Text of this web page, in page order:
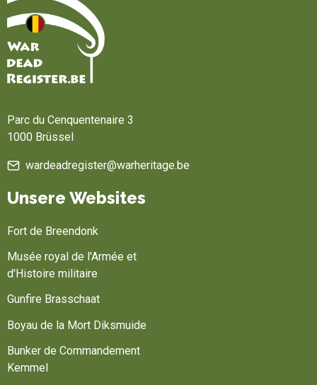
Parc du Cenquentenaire 3
1000 Brüssel
wardeadregister@warheritage.be
Unsere Websites
Fort de Breendonk
Musée royal de l'Armée et
d'Histoire militaire
Gunfire Brasschaat
Boyau de la Mort Diksmuide
Bunker de Commandement
Kemmel